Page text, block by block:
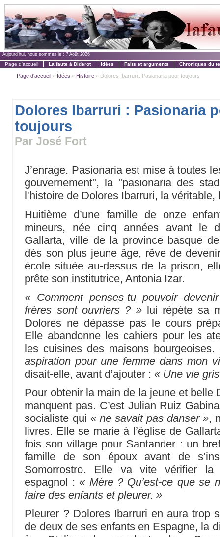
Aujourd'hui, nous sommes le : 7 Août 2026
Page d'accueil La faute à Diderot Idées Faits et arguments Chroniques du
Page d'accueil » Idées » Histoire » Dolores Ibarruri : Pasionaria pour toujours
Dolores Ibarruri : Pasionaria
toujours
Par José Fort
J’enrage. Pasionaria est mise à toutes
gouvernement", la "pasionaria des
l’histoire de Dolores Ibarruri, la
Huitième d’une famille de onze
mineurs, née cinq années avant le
Gallarta, ville de la province basque
dès son plus jeune âge, rêve de
école située au-dessus de la prison,
prête son institutrice, Antonia Izar.
« Comment penses-tu pouvoir
frères sont ouvriers ? »lui répète sa
Dolores ne dépasse pas le cours
Elle abandonne les cahiers pour les
les cuisines des maisons bourgeoises.
aspiration pour une femme dans mon
disait-elle, avant d’ajouter : « Une vie
Pour obtenir la main de la jeune et belle
manquent pas. C’est Julian Ruiz
socialiste qui « ne savait pas danser »,
livres. Elle se marie à l’église de
fois son village pour Santander : un
famille de son époux avant de
Somorrostro. Elle va vite vérifier la
espagnol : « Mère ? Qu’est-ce que se
faire des enfants et pleurer. »
Pleurer ? Dolores Ibarruri en aura trop
de deux de ses enfants en Espagne, la